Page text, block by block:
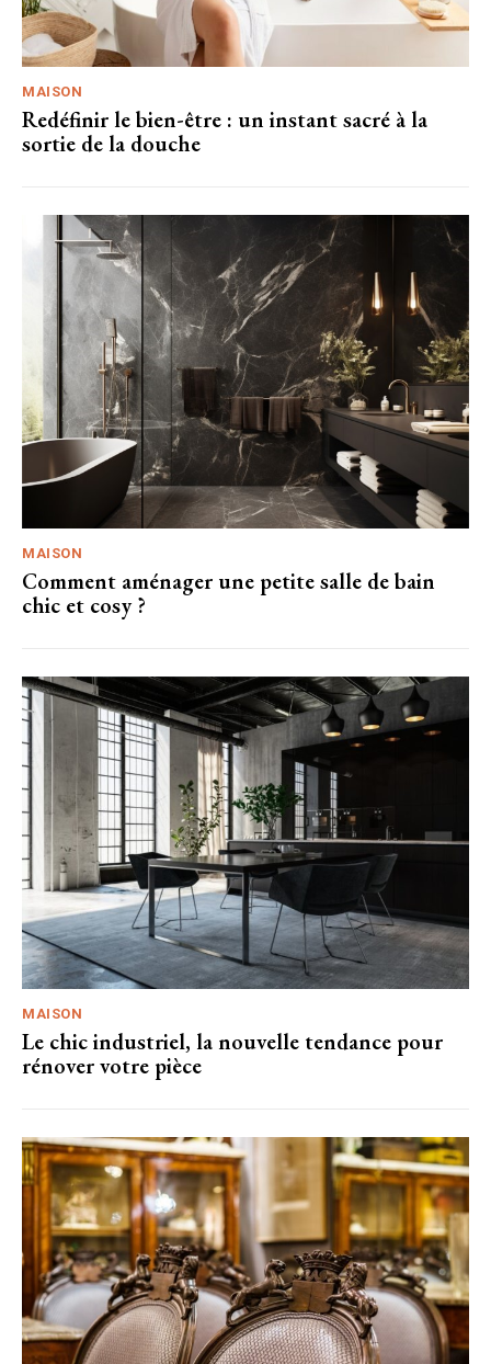
MAISON
Redéfinir le bien-être : un instant sacré à la
sortie de la douche
MAISON
Comment aménager une petite salle de bain
chic et cosy ?
MAISON
Le chic industriel, la nouvelle tendance pour
rénover votre pièce